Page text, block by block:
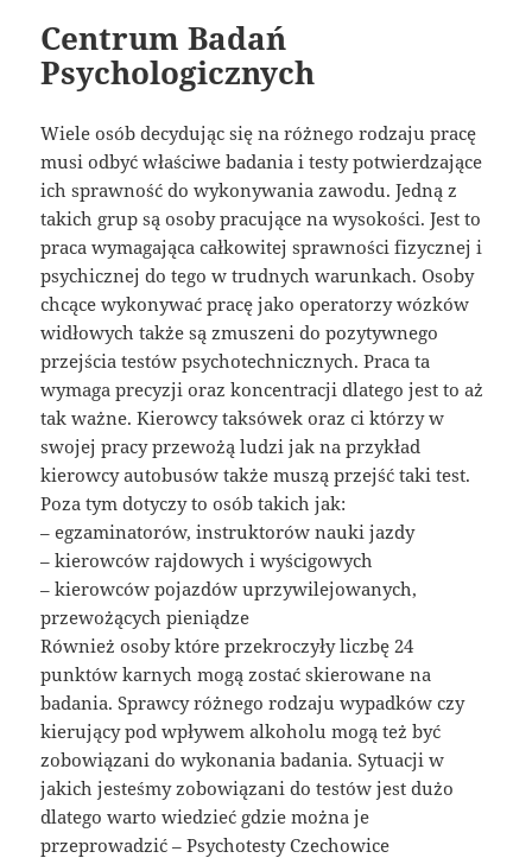
Centrum Badań
Psychologicznych
Wiele osób decydując się na różnego rodzaju pracę
musi odbyć właściwe badania i testy potwierdzające
ich sprawność do wykonywania zawodu. Jedną z
takich grup są osoby pracujące na wysokości. Jest to
praca wymagająca całkowitej sprawności fizycznej i
psychicznej do tego w trudnych warunkach. Osoby
chcące wykonywać pracę jako operatorzy wózków
widłowych także są zmuszeni do pozytywnego
przejścia testów psychotechnicznych. Praca ta
wymaga precyzji oraz koncentracji dlatego jest to aż
tak ważne. Kierowcy taksówek oraz ci którzy w
swojej pracy przewożą ludzi jak na przykład
kierowcy autobusów także muszą przejść taki test.
Poza tym dotyczy to osób takich jak:
– egzaminatorów, instruktorów nauki jazdy
– kierowców rajdowych i wyścigowych
– kierowców pojazdów uprzywilejowanych,
przewożących pieniądze
Również osoby które przekroczyły liczbę 24
punktów karnych mogą zostać skierowane na
badania. Sprawcy różnego rodzaju wypadków czy
kierujący pod wpływem alkoholu mogą też być
zobowiązani do wykonania badania. Sytuacji w
jakich jesteśmy zobowiązani do testów jest dużo
dlatego warto wiedzieć gdzie można je
przeprowadzić – Psychotesty Czechowice